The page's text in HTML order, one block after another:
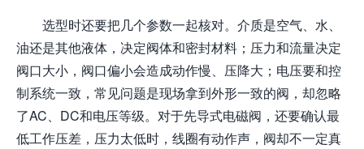
选型时还要把几个参数一起核对。介质是空气、水、
油还是其他液体，决定阀体和密封材料；压力和流量决定
阀口大小，阀口偏小会造成动作慢、压降大；电压要和控
制系统一致，常见问题是现场拿到外形一致的阀，却忽略
了AC、DC和电压等级。对于先导式电磁阀，还要确认最
低工作压差，压力太低时，线圈有动作声，阀却不一定真